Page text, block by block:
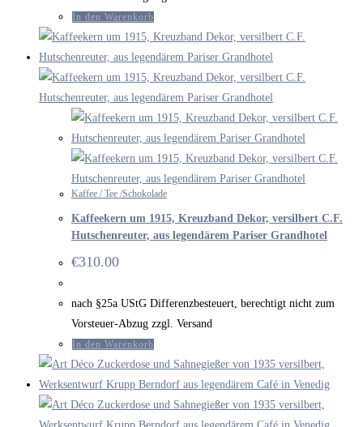
In den Warenkorb
Kaffee / Tee /Schokolade
Kaffeekern um 1915, Kreuzband Dekor, versilbert C.F.
Hutschenreuter, aus legendärem Pariser Grandhotel
€310.00
nach §25a UStG Differenzbesteuert, berechtigt nicht zum
Vorsteuer-Abzug zzgl. Versand
In den Warenkorb